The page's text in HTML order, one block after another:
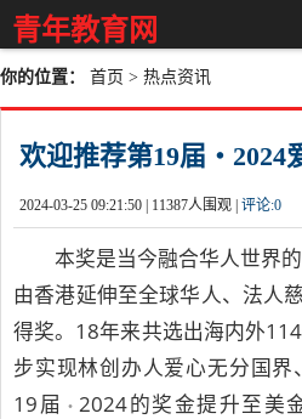
青年教育网
你的位置： 首页 > 热点资讯
欢迎推荐第19届‧2024
2024-03-25 09:21:50 | 11387人围观 | 评论:0
本奖是当今融合华人世界
由香港延伸至全球华人、法人
得奖。18年来共选出海内外
步实现林创办人爱心无分国
19届 ‧2024的奖金提升至美